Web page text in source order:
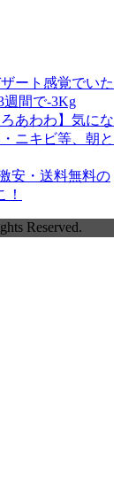
ート感覚でいた
週間で-3Kg
あわわ】気にな
ニキビ等、朝と
安・送料無料の
Reserved.